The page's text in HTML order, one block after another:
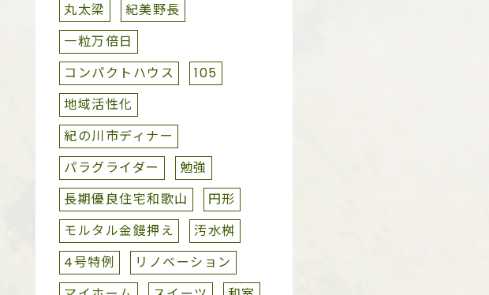
丸太梁
紀美野長
一粒万倍日
コンパクトハウス
105
地域活性化
紀の川市ディナー
パラグライダー
勉強
長期優良住宅和歌山
円形
モルタル金鏝押え
汚水桝
4号特例
リノベーション